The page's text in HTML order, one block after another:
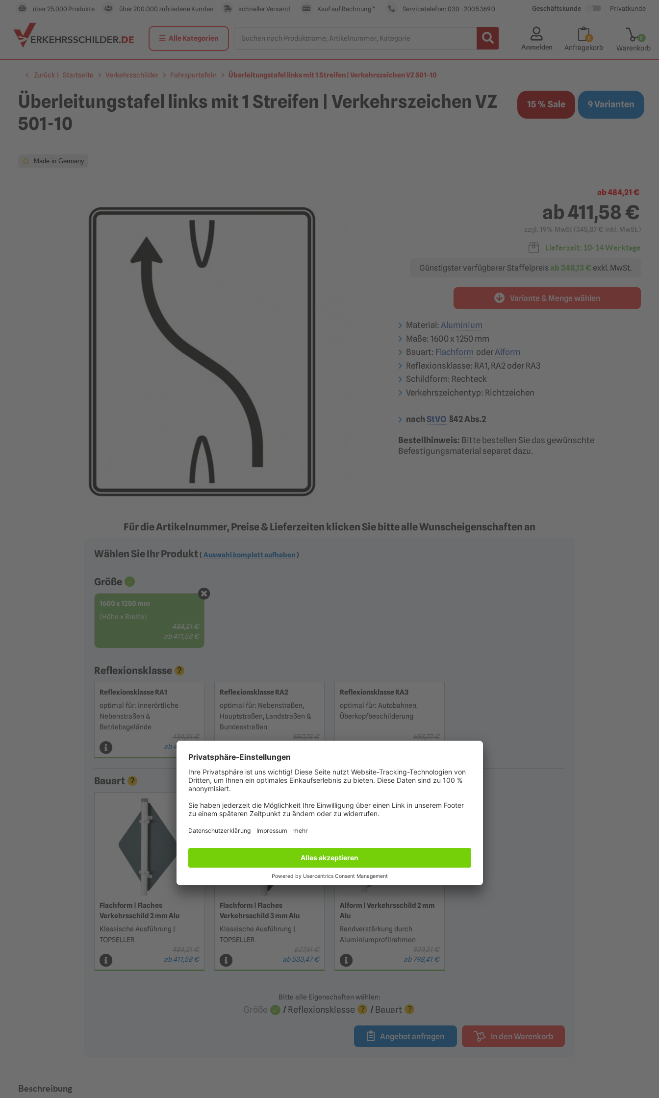
über 25.000 Produkte über 200.000 zufriedene Kunden schneller Versand Kauf auf Rechnung * Servicetelefon: 030 - 2005 369 0 Geschäftskunde Privatkunde
Alle Kategorien
Anmelden
0
Anfragekorb
0
Warenkorb
Zurück Startseite Verkehrsschilder Fahrspurtafeln Überleitungstafel links mit 1 Streifen | Verkehrszeichen VZ 501-10
Überleitungstafel links mit 1 Streifen | Verkehrszeichen VZ
501-10
Made in Germany
15 % Sale 9 Varianten
ab484,21 €
ab411,58 €
zzgl. 19% MwSt (345,87 € inkl. MwSt.)
Lieferzeit: 10-14 Werktage
Günstigster verfügbarer Staffelpreis ab 348,13 € exkl. MwSt.
Variante & Menge wählen
Material: Aluminium
Maße: 1600 x 1250 mm
Bauart: Flachform oderAlform
Reflexionsklasse: RA1, RA2 oder RA3
Schildform: Rechteck
Verkehrszeichentyp: Richtzeichen
nach StVO §42 Abs.2
Bestellhinweis: Bitte bestellen Sie das gewünschte
Befestigungsmaterial separat dazu.
Für die Artikelnummer, Preise & Lieferzeiten klicken Sie bitte alle Wunscheigenschaften an
Wählen Sie Ihr Produkt ( Auswahl komplett aufheben)
Größe
1600 x 1250 mm
(Höhe x Breite)
484,21 €
ab 411,58 €
Reflexionsklasse ?
Reflexionsklasse RA1
optimal für: innerörtliche
Nebenstraßen &
Betriebsgelände
484,21 €
ab 411,58 €
Reflexionsklasse RA2
optimal für: Nebenstraßen,
Hauptstraßen, Landstraßen &
Bundesstraßen
550,73 €
Reflexionsklasse RA3
optimal für: Autobahnen,
Überkopfbeschilderung
658,77 €
Bauart ?
Flachform | Flaches
Verkehrsschild 2 mm Alu
Klassische Ausführung |
TOPSELLER
484,21 €
ab 411,58 €
Flachform | Flaches
Verkehrsschild 3 mm Alu
Klassische Ausführung |
TOPSELLER
627,61 €
ab 533,47 €
Alform | Verkehrsschild 2 mm
Alu
Randverstärkung durch
Aluminiumprofilrahmen
939,31 €
ab 798,41 €
Bitte alle Eigenschaften wählen:
Größe /Reflexionsklasse ? /Bauart ?
In den Warenkorb
Angebot anfragen
Beschreibung